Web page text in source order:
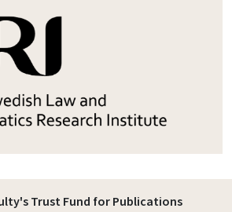
Trust Fund for Publications